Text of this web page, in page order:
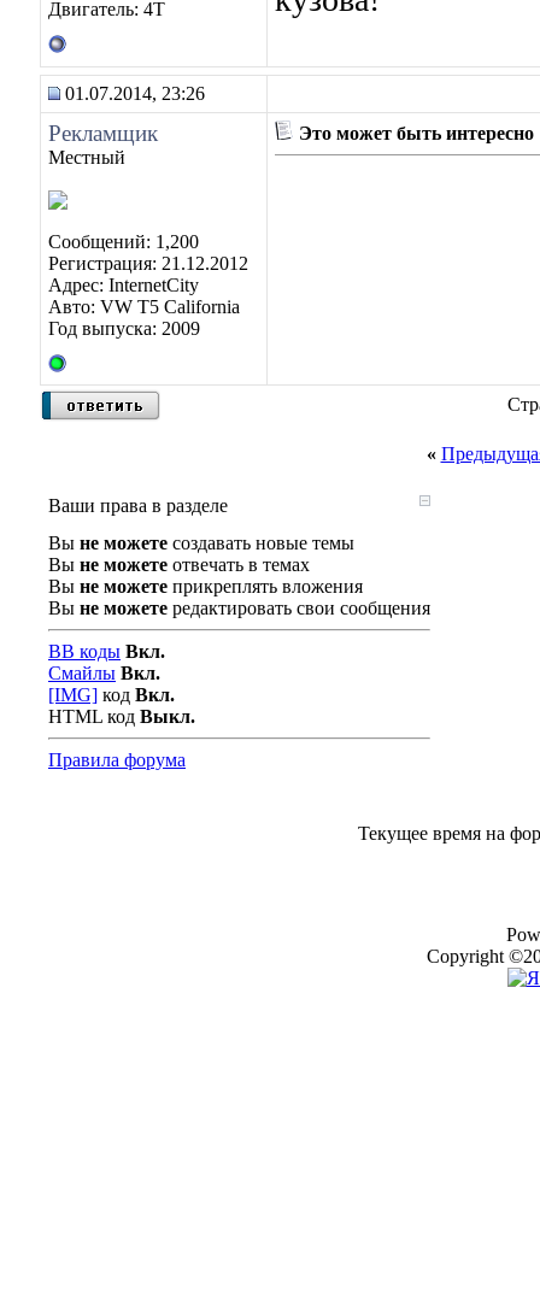
Двигатель: 4Т
01.07.2014, 23:26
Рекламщик
Местный
Сообщений: 1,200
Регистрация: 21.12.2012
Адрес: InternetCity
Авто: VW T5 California
Год выпуска: 2009
Это может быть интересно
«
Ваши права в разделе
Вы не можете создавать новые темы
Вы не можете отвечать в темах
Вы не можете прикреплять вложения
Вы не можете редактировать свои сообщения
BB коды Вкл.
Смайлы Вкл.
[IMG] код Вкл.
HTML код Выкл.
Правила форума
Текущее время на
Copyright